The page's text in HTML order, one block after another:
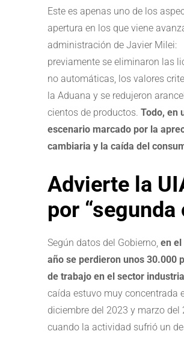
Este es apenas uno de los
apertura en los que viene
administración de Javier Milei:
previamente se eliminaron las
no automáticas, los valores
la Aduana y se redujeron
cientos de productos. Todo, en
escenario marcado por la
cambiaria y la caída del
Advierte la
por “segunda
Según datos del Gobierno, en
año se perdieron unos 30.000
de trabajo en el sector
caída estuvo muy concentrada
diciembre del 2023 y marzo del
cuando la actividad sufrió un